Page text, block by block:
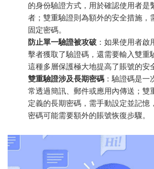
的身份驗證方式，用於確認使用者是
者；雙重驗證則為額外的安全措施，
固定密碼。
防止單一驗證被攻破 ：如果使用者
擊者獲取了驗證碼，還需要輸入雙重
這種多層保護極大地提高了賬號的安
雙重驗證涉及長期密碼 ：驗證碼是一
常透過簡訊、郵件或應用內傳送；雙
定義的長期密碼，需手動設定並記憶
密碼可能需要額外的賬號恢復步驟。